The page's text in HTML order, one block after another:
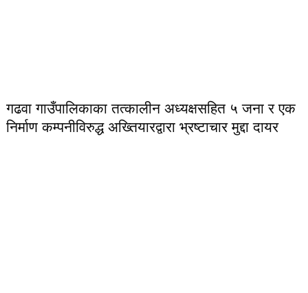
गढवा गाउँपालिकाका तत्कालीन अध्यक्षसहित ५ जना र एक
निर्माण कम्पनीविरुद्ध अख्तियारद्वारा भ्रष्टाचार मुद्दा दायर